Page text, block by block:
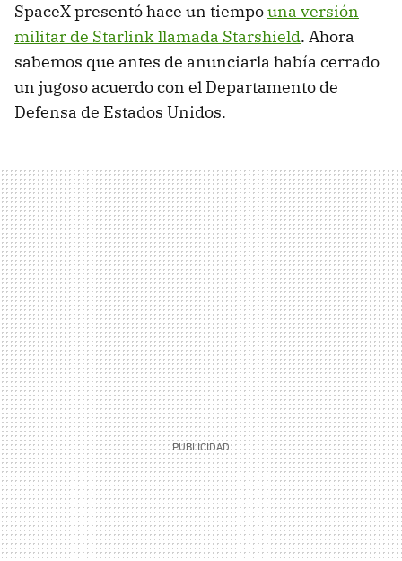
SpaceX presentó hace un tiempouna versión
militar de Starlink llamada Starshield. Ahora
sabemos que antes de anunciarla había cerrado
un jugoso acuerdo con el Departamento de
Defensa de Estados Unidos.